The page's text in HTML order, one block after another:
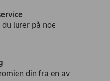
du lurer på noe
din fra en av